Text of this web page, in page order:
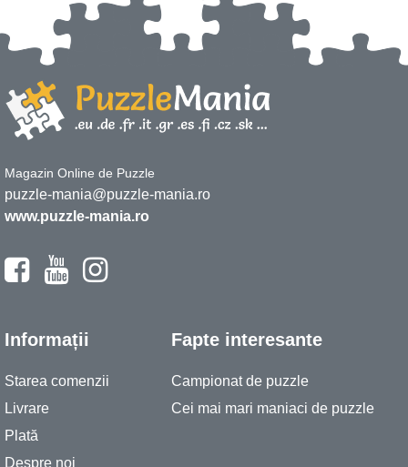
Magazin Online de Puzzle
puzzle-mania@puzzle-mania.ro
www.puzzle-mania.ro
Informații
Starea comenzii
Livrare
Plată
Despre noi
Fapte interesante
Campionat de puzzle
Cei mai mari maniaci de puzzle